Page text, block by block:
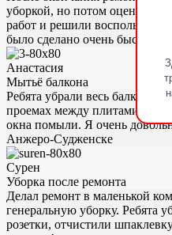
уборкой, но потом оценили
работ и решили
было сделано очень быстро и
Анастасия
Мытьё балкона
Ребята убрали весь балкон,
проемах между плитами
окна помыли. Я очень
Анжеро-Судженске
Сурен
Уборка после ремонта
Делал ремонт в маленькой
генеральную уборку. Ребята
розетки, отчистили